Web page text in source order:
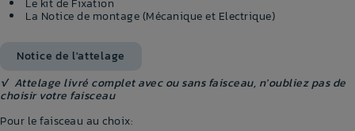
Le kit de Fixation
La Notice de montage (Mécanique et Electrique)
Notice de l'attelage
√ Attelage livré complet avec ou sans faisceau, n'oubliez pas de
choisir votre faisceau
Pour le faisceau au choix: